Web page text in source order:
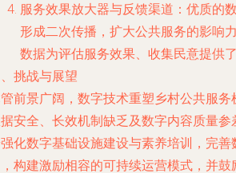
服务效果放大器与反馈渠道：优质的
形成二次传播，扩大公共服务的影响
数据为评估服务效果、收集民意提供了
挑战与展望
前景广阔，数字技术重塑乡村公共服
安全、长效机制缺乏及数字内容质量
化数字基础设施建设与素养培训，完
构建激励相容的可持续运营模式，并